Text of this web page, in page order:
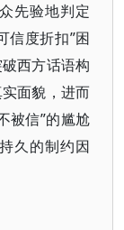
先验地判定
信度折扣”困
西方话语构
面貌，进而
被信”的尴尬
久的制约因